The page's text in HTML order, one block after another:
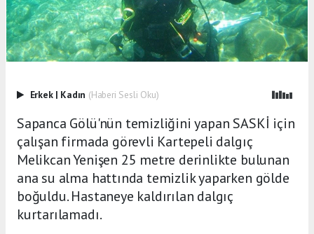
Erkek | Kadın (Haberi Sesli Oku)
Sapanca Gölü'nün temizliğini yapan SASKİ için
çalışan firmada görevli Kartepeli dalgıç
Melikcan Yenişen 25 metre derinlikte bulunan
ana su alma hattında temizlik yaparken gölde
boğuldu. Hastaneye kaldırılan dalgıç
kurtarılamadı.